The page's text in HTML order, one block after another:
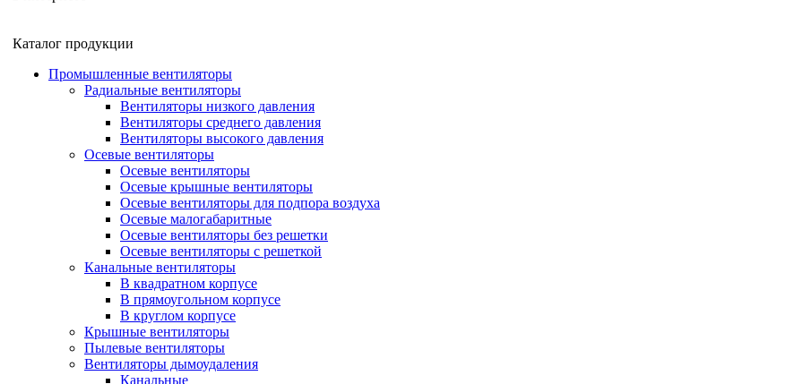
Каталог продукции
Промышленные вентиляторы
Радиальные вентиляторы
Вентиляторы низкого давления
Вентиляторы среднего давления
Вентиляторы высокого давления
Осевые вентиляторы
Осевые вентиляторы
Осевые крышные вентиляторы
Осевые вентиляторы для подпора воздуха
Осевые малогабаритные
Осевые вентиляторы без решетки
Осевые вентиляторы с решеткой
Канальные вентиляторы
В квадратном корпусе
В прямоугольном корпусе
В круглом корпусе
Крышные вентиляторы
Пылевые вентиляторы
Вентиляторы дымоудаления
Канальные